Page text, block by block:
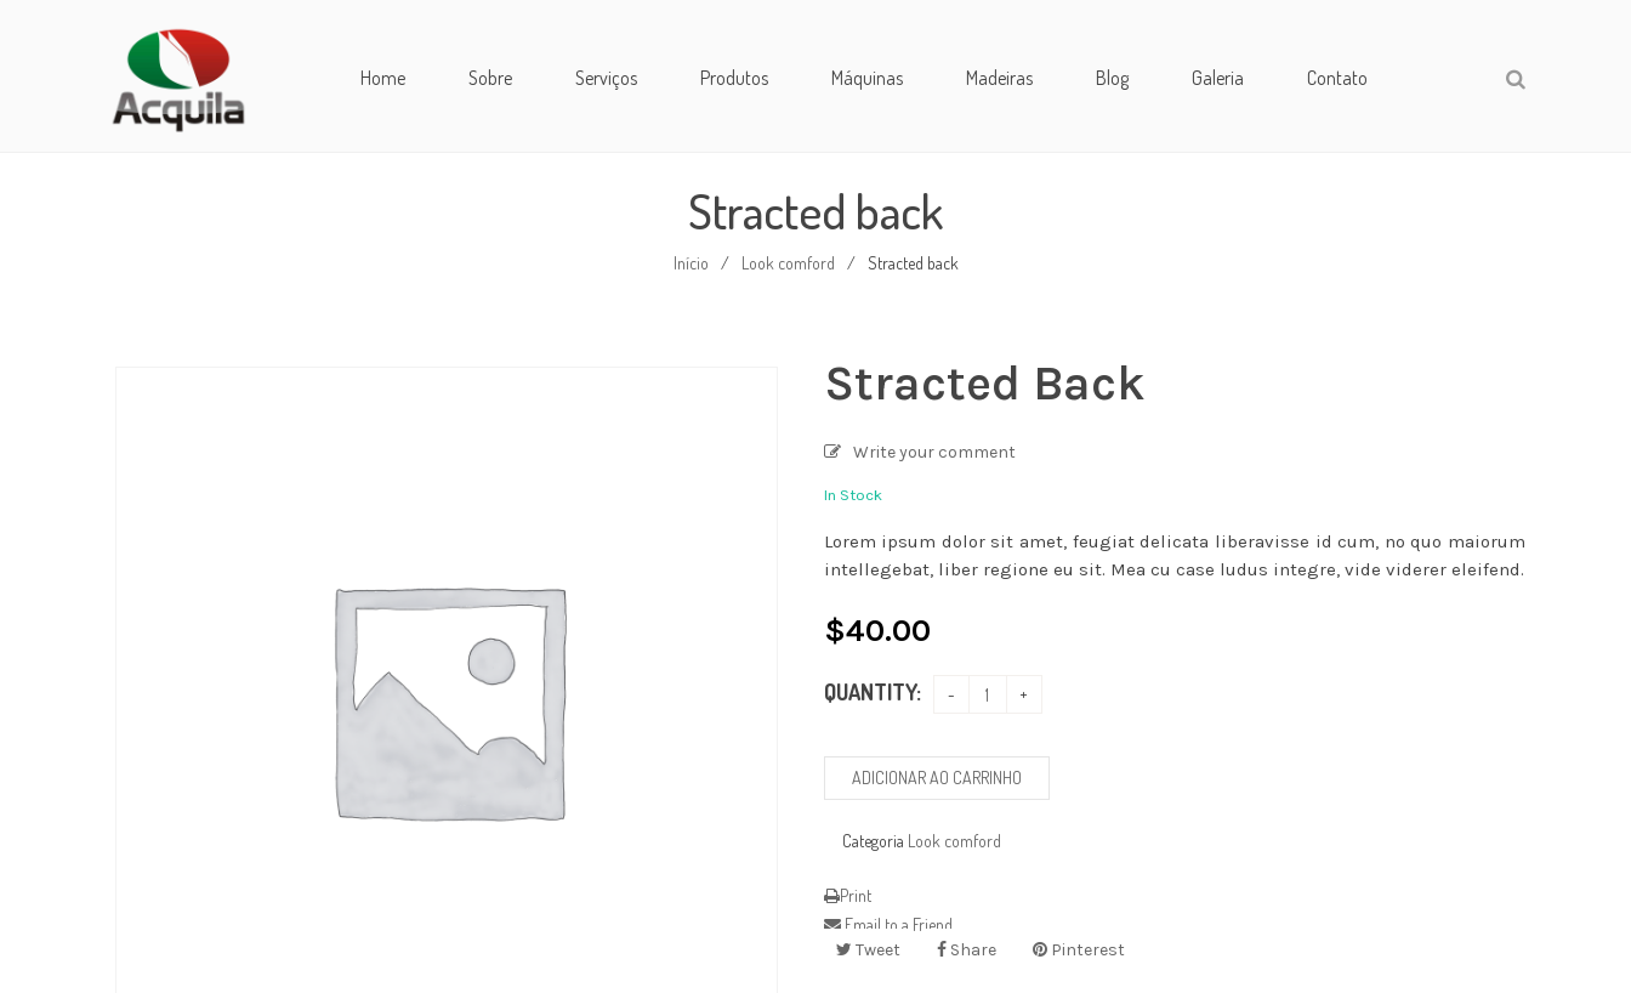
Home Sobre Serviços Produtos Máquinas Madeiras Blog Galeria Contato
Stracted back
Início / Look comford / Stracted back
Stracted Back
Write your comment
In Stock
Lorem ipsum dolor sit amet, feugiat delicata liberavisse id cum, no quo maiorum
intellegebat, liber regione eu sit. Mea cu case ludus integre, vide viderer eleifend.
$40.00
QUANTITY:
ADICIONAR AO CARRINHO
Categoria Look comford
Print
Email to a Friend
Tweet
Share Pinterest